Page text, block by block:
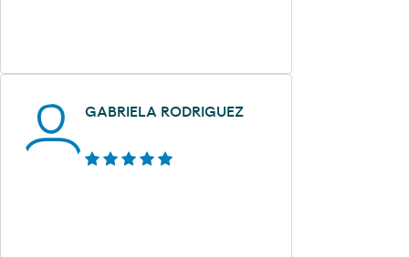
GABRIELA RODRIGUEZ